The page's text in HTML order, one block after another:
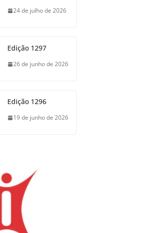
24 de julho de 2026
Edição 1297
26 de junho de 2026
Edição 1296
19 de junho de 2026